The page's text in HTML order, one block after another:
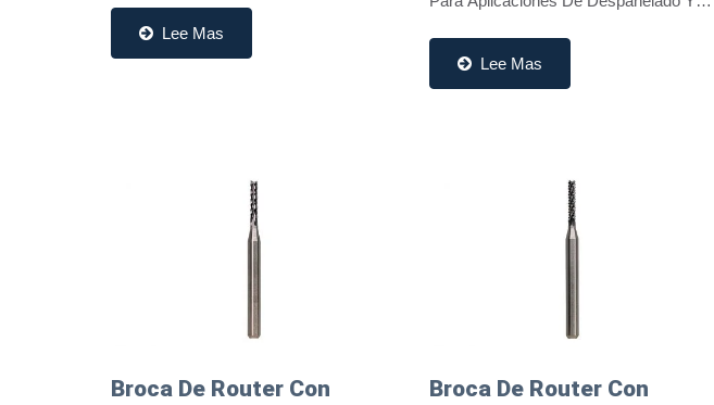
Precisa De Las Placas Durante La
Producción. Estas Herramientas
Lee Mas
Acabados De Superficie Limpios Y Un
Rendimiento De Corte Estable....
Lee Mas
Broca De Router Con
Broca De Router Con